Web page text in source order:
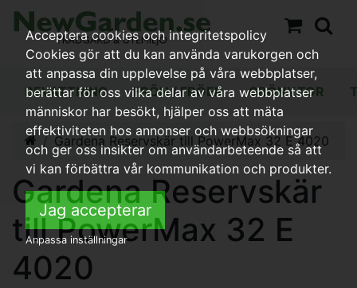
BEVATTNING FRÖN / FRÖER GRÖNYTOR
Gardena Reservskär till PowerMax 32 E 4020
Gardena Reservskär
till PowerMax 32 E
4020
Acceptera cookies och integritetspolicy
Cookies gör att du kan använda varukorgen och
att anpassa din upplevelse på våra webbplatser,
berättar för oss vilka delar av våra webbplatser
människor har besökt, hjälper oss att mäta
effektiviteten hos annonser och webbsökningar
och ger oss insikter om användarbeteende så att
vi kan förbättra vår kommunikation och produkter.
Jag accepterar
Anpassa inställningar